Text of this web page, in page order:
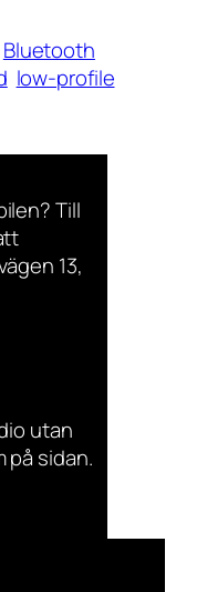
Bluetooth
low-profile
Till
13,
utan
på sidan.